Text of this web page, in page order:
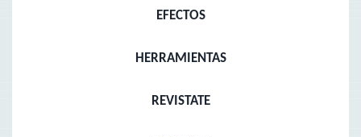
EFECTOS
HERRAMIENTAS
REVISTATE